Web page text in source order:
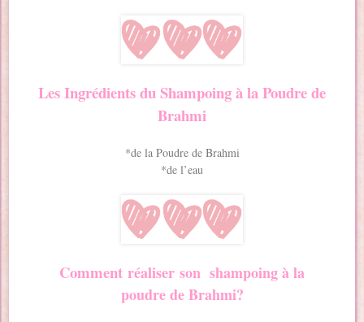
Les Ingrédients du Shampoing à la Poudre de
Brahmi
*de la Poudre de Brahmi
*de l’eau
Comment réaliser son shampoing à la
poudre de Brahmi?